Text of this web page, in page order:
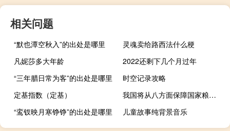
相关问题
“默也潭空秋入”的出处是哪里
灵魂卖给路西法什么梗
凡妮莎多大年龄
2022还剩下几个月过年
“三年腊日常为客”的出处是哪里
时空记录攻略
定基指数（定基）
我国将从八方面保障国家粮食安全
“鸾钗映月寒铮铮”的出处是哪里
儿童故事纯背景音乐